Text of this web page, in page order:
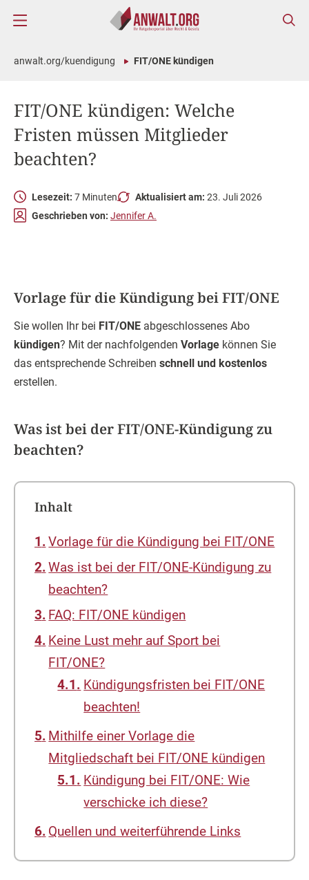
FIT/ONE kündigen: Welche
Fristen müssen Mitglieder
beachten?
anwalt.org/kuendigung FIT/ONE kündigen
Lesezeit: 7 Minuten Aktualisiert am: 23. Juli 2026
Geschrieben von: Jennifer A.
Vorlage für die Kündigung bei FIT/ONE
Sie wollen Ihr bei FIT/ONE abgeschlossenes Abo
kündigen? Mit der nachfolgenden Vorlage können Sie
das entsprechende Schreiben schnell und kostenlos
erstellen.
Was ist bei der FIT/ONE-Kündigung zu
beachten?
Inhalt
Vorlage für die Kündigung bei FIT/ONE
Was ist bei der FIT/ONE-Kündigung zu
beachten?
FAQ: FIT/ONE kündigen
Keine Lust mehr auf Sport bei
FIT/ONE?
Kündigungsfristen bei FIT/ONE
beachten!
Mithilfe einer Vorlage die
Mitgliedschaft bei FIT/ONE kündigen
Kündigung bei FIT/ONE: Wie
verschicke ich diese?
Quellen und weiterführende Links